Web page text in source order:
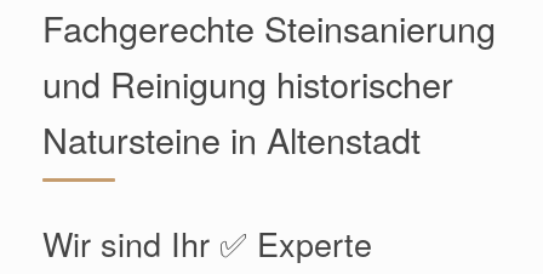
Fachgerechte Steinsanierung
und Reinigung historischer
Natursteine in Altenstadt
Wir sind Ihr ✅ Experte